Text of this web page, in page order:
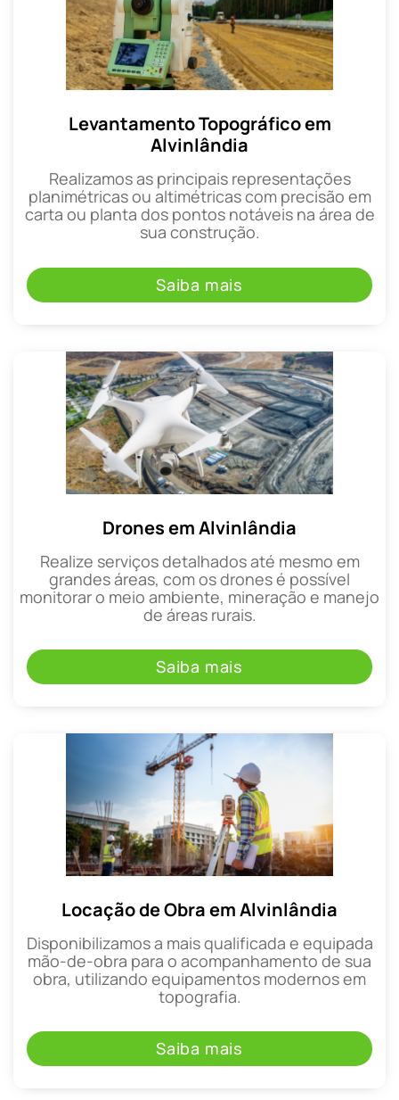
Levantamento Topográfico em
Alvinlândia
Realizamos as principais representações
planimétricas ou altimétricas com precisão em
carta ou planta dos pontos notáveis na área de
sua construção.
Saiba mais
Drones em Alvinlândia
Realize serviços detalhados até mesmo em
grandes áreas, com os drones é possível
monitorar o meio ambiente, mineração e manejo
de áreas rurais.
Saiba mais
Locação de Obra em Alvinlândia
Disponibilizamos a mais qualificada e equipada
mão-de-obra para o acompanhamento de sua
obra, utilizando equipamentos modernos em
topografia.
Saiba mais